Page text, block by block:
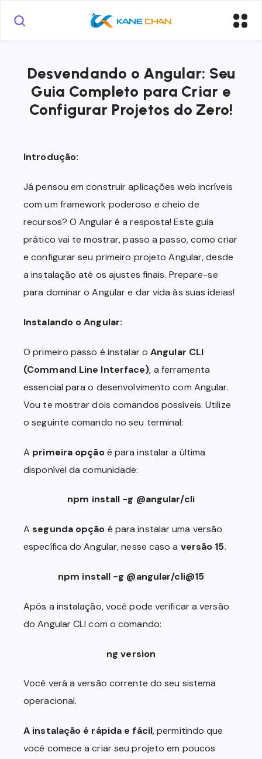
Desvendando o Angular: Seu
Guia Completo para Criar e
Configurar Projetos do Zero!
Introdução:
Já pensou em construir aplicações web incríveis
com um framework poderoso e cheio de
recursos? O Angular é a resposta! Este guia
prático vai te mostrar, passo a passo, como criar
e configurar seu primeiro projeto Angular, desde
a instalação até os ajustes finais. Prepare-se
para dominar o Angular e dar vida às suas ideias!
Instalando o Angular:
O primeiro passo é instalar o Angular CLI
(Command Line Interface), a ferramenta
essencial para o desenvolvimento com Angular.
Vou te mostrar dois comandos possíveis. Utilize
o seguinte comando no seu terminal:
A primeira opçãoé para instalar a última
disponível da comunidade:
npm install -g @angular/cli
Asegunda opção é para instalar uma versão
específica do Angular, nesse caso a versão 15.
npm install -g @angular/cli@15
Após a instalação, você pode verificar a versão
do Angular CLI com o comando:
ng version
Você verá a versão corrente do seu sistema
operacional.
A instalação é rápida e fácil, permitindo que
você comece a criar seu projeto em poucos